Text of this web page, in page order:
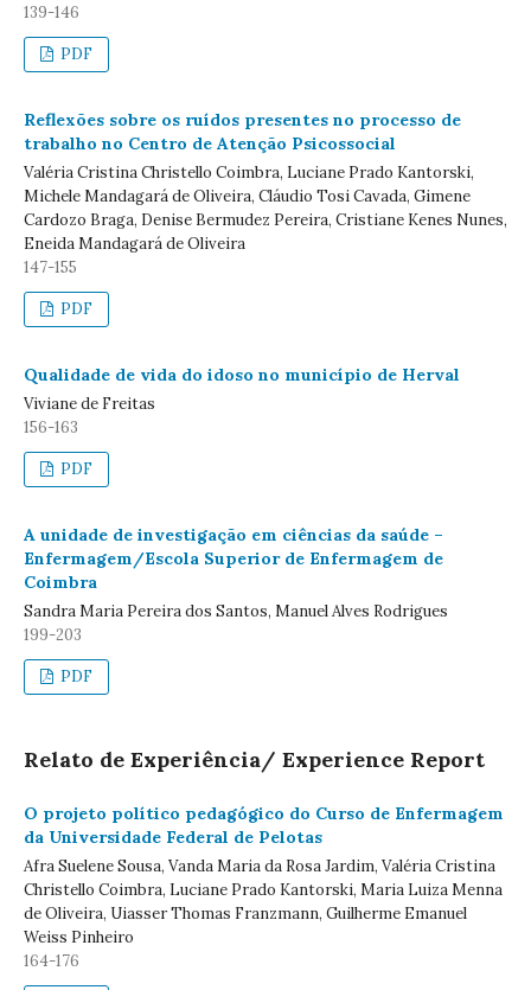
139-146
PDF
Reflexões sobre os ruídos presentes no processo de
trabalho no Centro de Atenção Psicossocial
Valéria Cristina Christello Coimbra, Luciane Prado Kantorski,
Michele Mandagará de Oliveira, Cláudio Tosi Cavada, Gimene
Cardozo Braga, Denise Bermudez Pereira, Cristiane Kenes Nunes,
Eneida Mandagará de Oliveira
147-155
PDF
Qualidade de vida do idoso no município de Herval
Viviane de Freitas
156-163
PDF
A unidade de investigação em ciências da saúde –
Enfermagem/Escola Superior de Enfermagem de
Coimbra
Sandra Maria Pereira dos Santos, Manuel Alves Rodrigues
199-203
PDF
Relato de Experiência/ Experience Report
O projeto político pedagógico do Curso de Enfermagem
da Universidade Federal de Pelotas
Afra Suelene Sousa, Vanda Maria da Rosa Jardim, Valéria Cristina
Christello Coimbra, Luciane Prado Kantorski, Maria Luiza Menna
de Oliveira, Uiasser Thomas Franzmann, Guilherme Emanuel
Weiss Pinheiro
164-176